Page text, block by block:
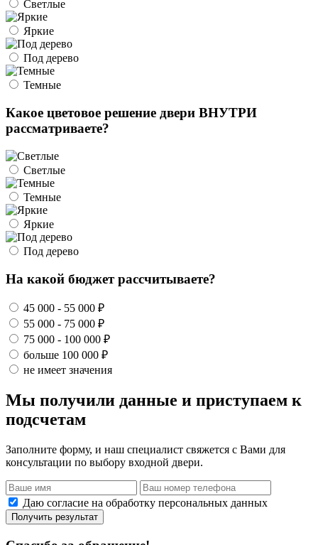
Светлые
Яркие
Под дерево
Темные
Какое цветовое решение двери ВНУТРИ
рассматриваете?
Светлые
Темные
Яркие
Под дерево
На какой бюджет рассчитываете?
45 000 - 55 000 ₽
55 000 - 75 000 ₽
75 000 - 100 000 ₽
больше 100 000 ₽
не имеет значения
Мы получили данные и приступаем к
подсчетам
Заполните форму, и наш специалист свяжется с Вами для
консультации по выбору входной двери.
Даю согласие на обработку персональных данных
Получить результат